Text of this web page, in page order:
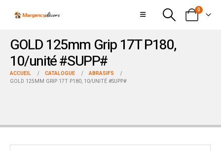
0
GOLD 125mm Grip 17T P180,
10/unité #SUPP#
ACCUEIL CATALOGUE
ABRASIFS
GOLD 125MM GRIP 17T P180, 10/UNITÉ #SUPP#